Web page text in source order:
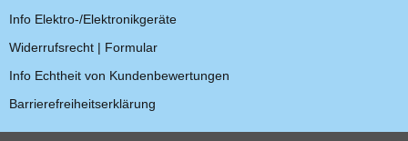
Auflage ED3
74,97 € *
Top bewertet
Info Elektro-/Elektronikgeräte
Widerrufsrecht | Formular
Info Echtheit von Kundenbewertungen
Barrierefreiheitserklärung